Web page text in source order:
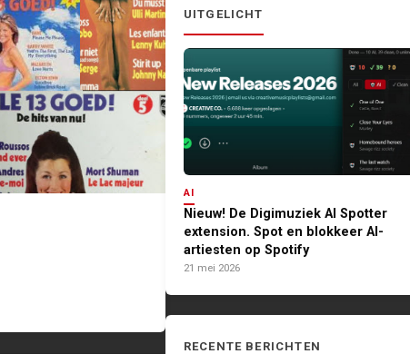
UITGELICHT
AI
Nieuw! De Digimuziek AI Spotter
extension. Spot en blokkeer AI-
artiesten op Spotify
21 mei 2026
RECENTE BERICHTEN